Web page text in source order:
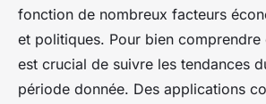
fonction de nombreux facteurs
et politiques. Pour bien comprendre
est crucial de suivre les tendances
période donnée. Des applications